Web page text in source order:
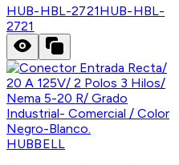
HUB-HBL-2721HUB-HBL-
2721
HUBBELL